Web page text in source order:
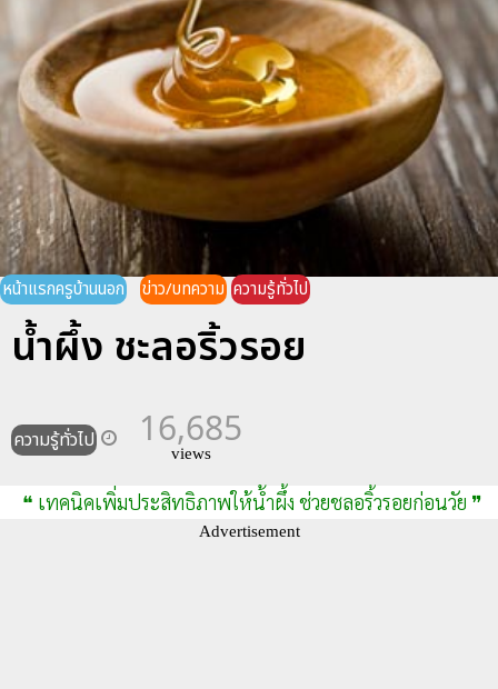
หน้าแรกครูบ้านนอก ข่าว/บทความ ความรู้ทั่วไป
น้ำผึ้ง ชะลอริ้วรอย
ความรู้ทั่วไป 16,685
views
❝ เทคนิคเพิ่มประสิทธิภาพให้น้ำผึ้ง ช่วยชลอริ้วรอยก่อนวัย ❞
Advertisement